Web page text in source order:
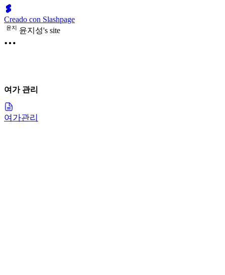
Creado con Slashpage
윤지 윤지성's site
여가 관리
여가관리